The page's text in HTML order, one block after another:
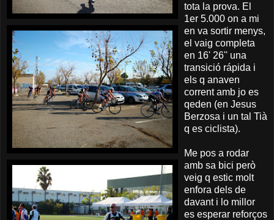
tota la prova. El
1er 5.000 on a mi
en va sortir menys,
el vaig completa
en 16' 26'' una
transició rápida i
els q anaven
corrent amb jo es
qeden (en Jesus
Berzosa i un tal Tià
q es ciclista).
Me pos a rodar
amb sa bici però
veig q estic molt
enfora dels de
davant i lo millor
es esperar reforços